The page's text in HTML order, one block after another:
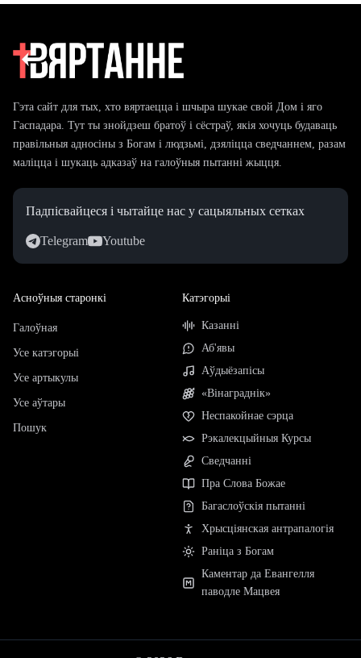
Гэта сайт для тых, хто вяртаецца і шчыра шукае свой Дом і яго
Гаспадара. Тут ты знойдзеш братоў і сёстраў, якія хочуць будаваць
правільныя адносіны з Богам і людзьмі, дзяліцца сведчаннем, разам
маліцца і шукаць адказаў на галоўныя пытанні жыцця.
Падпісвайцеся і чытайце нас у сацыяльных сетках
Telegram Youtube
Асноўныя старонкі
Галоўная
Усе катэгорыі
Усе артыкулы
Усе аўтары
Пошук
Катэгорыі
Казанні
Аб'явы
Аўдыёзапісы
«Вінаграднік»
Неспакойнае сэрца
Рэкалекцыйныя Курсы
Сведчанні
Пра Слова Божае
Багаслоўскія пытанні
Хрысціянская антрапалогія
Раніца з Богам
Каментар да Евангелля
паводле Мацвея